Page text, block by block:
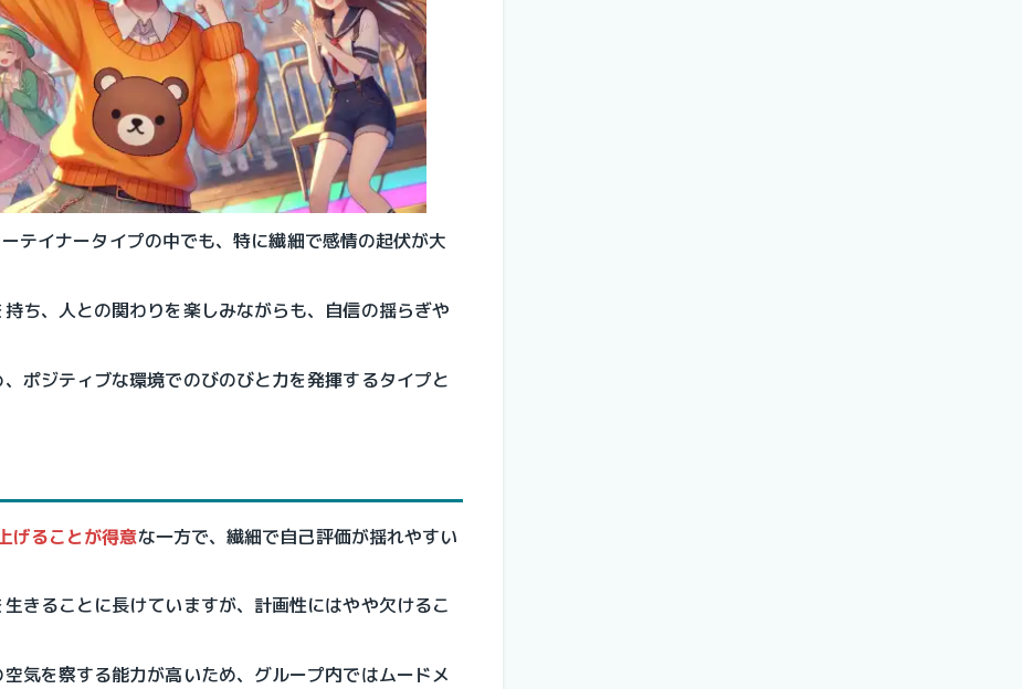
テイナータイプの中でも、特に繊細で感情の起伏が大
ち、人との関わりを楽しみながらも、自信の揺らぎや
ポジティブな環境でのびのびと力を発揮するタイプと
げることが得意な一方で、繊細で自己評価が揺れやすい
きることに長けていますが、計画性にはやや欠けるこ
気を察する能力が高いため、グループ内ではムードメ